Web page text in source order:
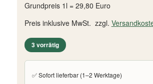
Grundpreis 1l = 29,80 Euro
Preis inklusive MwSt. zzgl.
3 vorrätig
✅ Sofort lieferbar (1–2 Werktage)